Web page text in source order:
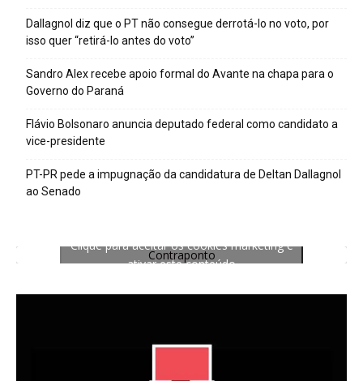
Dallagnol diz que o PT não consegue derrotá-lo no voto, por
isso quer “retirá-lo antes do voto”
Sandro Alex recebe apoio formal do Avante na chapa para o
Governo do Paraná
Flávio Bolsonaro anuncia deputado federal como candidato a
vice-presidente
PT-PR pede a impugnação da candidatura de Deltan Dallagnol
ao Senado
Contraponto
Clique para aceitar os cookies marketing e
ativar este conteúdo